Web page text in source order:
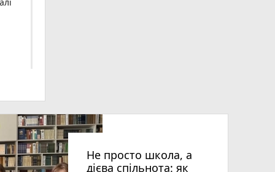
Не просто школа, а
дієва спільнота: як